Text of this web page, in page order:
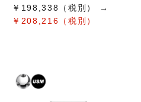
￥198,338（税別） →
￥208,216（税別）